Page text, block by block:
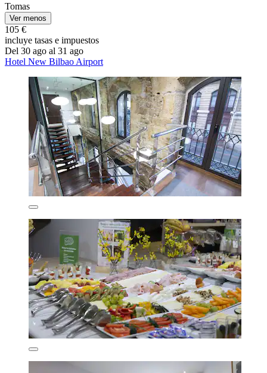
Tomas
Ver menos
105 €
incluye tasas e impuestos
Del 30 ago al 31 ago
Hotel New Bilbao Airport